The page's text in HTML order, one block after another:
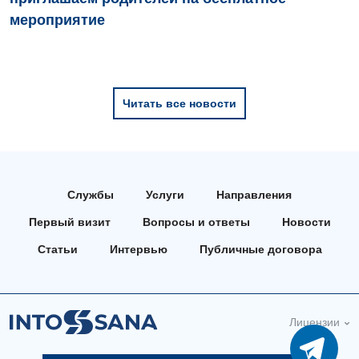
Детская дерматовенерология
Детская неврология
Детская ортопедия и травматология
Детская урология
Детская хирургия
Педиатрия
мероприятие
Читать все новости
Службы Услуги Направления
Первый визит Вопросы и ответы Новости
Статьи Интервью Публичные договора
Лицензии